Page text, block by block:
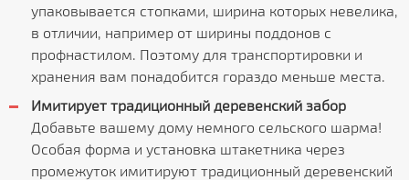
упаковывается стопками, ширина которых невелика,
в отличии, например от ширины поддонов с
профнастилом. Поэтому для транспортировки и
хранения вам понадобится гораздо меньше места.
Имитирует традиционный деревенский забор
Добавьте вашему дому немного сельского шарма!
Особая форма и установка штакетника через
промежуток имитируют традиционный деревенский